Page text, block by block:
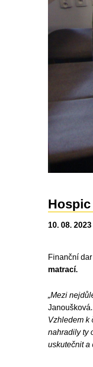
10. 08. 2023
Finanční
matrací.
„Mezi
Janoušková.
Vzhledem k
nahradily ty
uskutečnit a